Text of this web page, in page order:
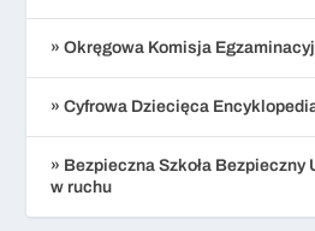
» Okręgowa Komisja
» Cyfrowa Dziecięca
» Bezpieczna Szkoła Bezpieczny
w ruchu